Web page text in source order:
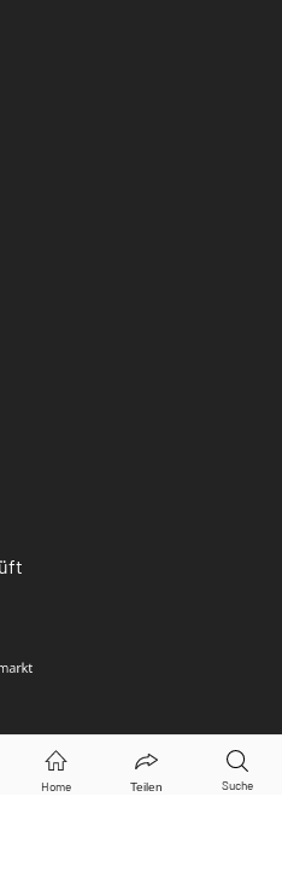
AG. Alle Rechte